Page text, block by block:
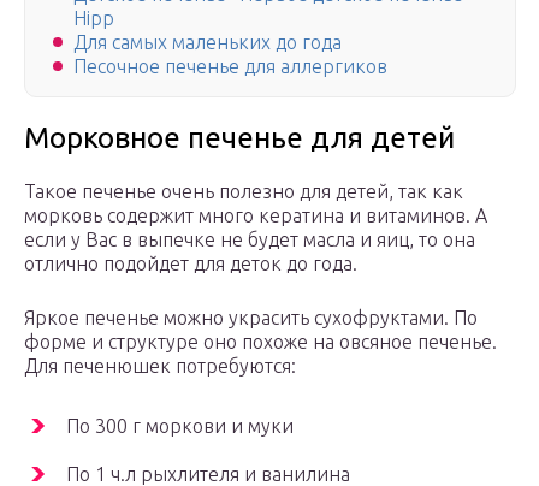
Hipp
Для самых маленьких до года
Песочное печенье для аллергиков
Морковное печенье для детей
Такое печенье очень полезно для детей, так как
морковь содержит много кератина и витаминов. А
если у Вас в выпечке не будет масла и яиц, то она
отлично подойдет для деток до года.
Яркое печенье можно украсить сухофруктами. По
форме и структуре оно похоже на овсяное печенье.
Для печенюшек потребуются:
По 300 г моркови и муки
По 1 ч.л рыхлителя и ванилина